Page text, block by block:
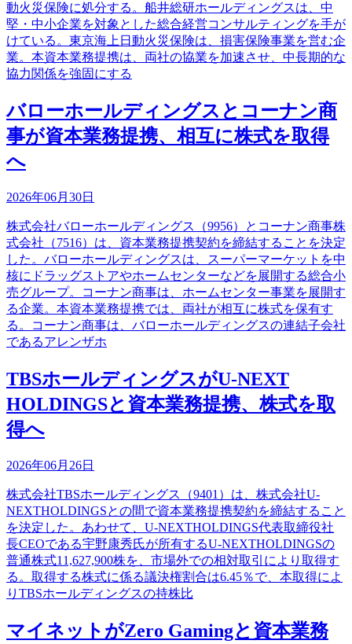
動火災保険に処分する。船井総研ホールディングスは、中
堅・中小企業を対象とした総合経営コンサルティングを手が
けている。東京海上日動火災保険は、損害保険事業を営む企
業。本資本業務提携は、両社の協業を加速させ、中長期的な
協力関係を強固にする
バローホールディングスとコーナン商
事が資本業務提携、相互に株式を取得
へ
2026年06月30日
株式会社バローホールディングス（9956）とコーナン商事株
式会社（7516）は、資本業務提携契約を締結することを決定
した。バローホールディングスは、スーパーマーケットを中
核にドラッグストアやホームセンターなどを展開する総合小
売グループ。コーナン商事は、ホームセンター事業を展開す
る企業。本資本業務提携では、両社が相互に株式を保有す
る。コーナン商事は、バローホールディングスの連結子会社
であるアレンザホ
TBSホールディングスがU-NEXT
HOLDINGSと資本業務提携、株式を取
得へ
2026年06月26日
株式会社TBSホールディングス（9401）は、株式会社U-
NEXTHOLDINGSとの間で資本業務提携契約を締結すること
を決定した。あわせて、U-NEXTHOLDINGS代表取締役社
長CEOである宇野康秀氏が所有するU-NEXTHOLDINGSの
普通株式11,627,900株を、市場外での相対取引により取得す
る。取得する株式に係る議決権割合は6.45％で、本取得によ
りTBSホールディングスの持株比
マイネットがZero Gamingと資本業務